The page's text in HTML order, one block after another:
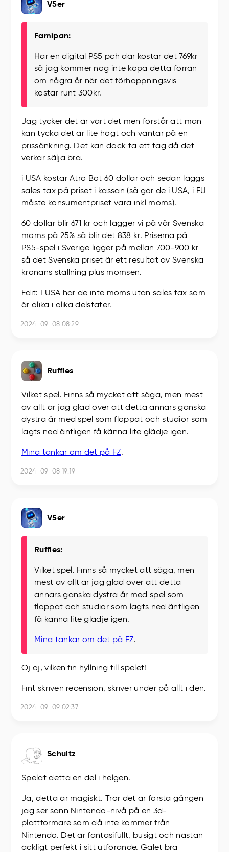
V5er
Famipan:
Har en digital PS5 pch där kostar det 769kr
så jag kommer nog inte köpa detta förrän
om några år när det förhoppningsvis
kostar runt 300kr.
Jag tycker det är värt det men förstår att man
kan tycka det är lite högt och väntar på en
prissänkning. Det kan dock ta ett tag då det
verkar sälja bra.
i USA kostar Atro Bot 60 dollar och sedan läggs
sales tax på priset i kassan (så gör de i USA, i EU
måste konsumentpriset vara inkl moms).
60 dollar blir 671 kr och lägger vi på vår Svenska
moms på 25% så blir det 838 kr. Priserna på
PS5-spel i Sverige ligger på mellan 700-900 kr
så det Svenska priset är ett resultat av Svenska
kronans ställning plus momsen.
Edit: I USA har de inte moms utan sales tax som
är olika i olika delstater.
2024-09-08 08:29
Ruffles
Vilket spel. Finns så mycket att säga, men mest
av allt är jag glad över att detta annars ganska
dystra år med spel som floppat och studior som
lagts ned äntligen få känna lite glädje igen.
Mina tankar om det på FZ.
2024-09-08 19:19
V5er
Ruffles:
Vilket spel. Finns så mycket att säga, men
mest av allt är jag glad över att detta
annars ganska dystra år med spel som
floppat och studior som lagts ned äntligen
få känna lite glädje igen.
Mina tankar om det på FZ.
Oj oj, vilken fin hyllning till spelet!
Fint skriven recension, skriver under på allt i den.
2024-09-09 02:37
Schultz
Spelat detta en del i helgen.
Ja, detta är magiskt. Tror det är första gången
jag ser sann Nintendo-nivå på en 3d-
plattformare som då inte kommer från
Nintendo. Det är fantasifullt, busigt och nästan
äckligt perfekt i sitt utförande. Galet bra